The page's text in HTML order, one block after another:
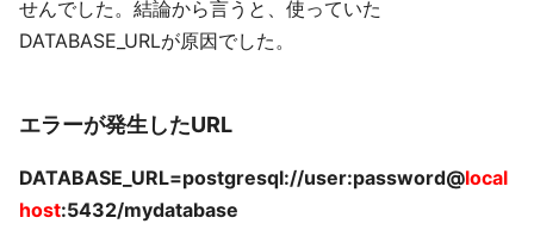
せんでした。結論から言うと、使っていた
DATABASE_URLが原因でした。
エラーが発生したURL
DATABASE_URL=postgresql://user:password@local
host:5432/mydatabase